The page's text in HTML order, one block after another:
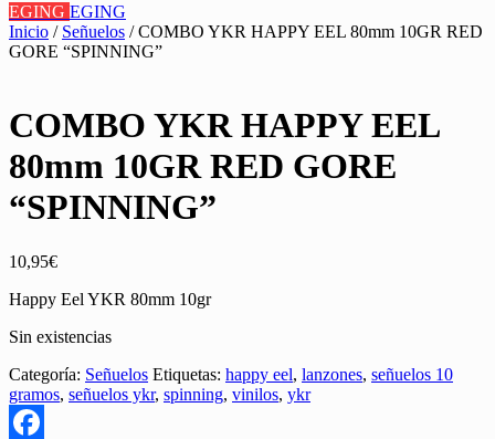
EGING EGING
Inicio / Señuelos / COMBO YKR HAPPY EEL 80mm 10GR RED
GORE “SPINNING”
COMBO YKR HAPPY EEL
80mm 10GR RED GORE
“SPINNING”
10,95€
Happy Eel YKR 80mm 10gr
Sin existencias
Categoría: Señuelos Etiquetas: happy eel, lanzones, señuelos 10
gramos, señuelos ykr, spinning, vinilos, ykr